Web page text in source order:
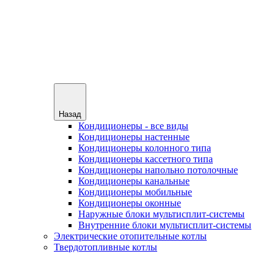
Назад
Кондиционеры - все виды
Кондиционеры настенные
Кондиционеры колонного типа
Кондиционеры кассетного типа
Кондиционеры напольно потолочные
Кондиционеры канальные
Кондиционеры мобильные
Кондиционеры оконные
Наружные блоки мультисплит-системы
Внутренние блоки мультисплит-системы
Электрические отопительные котлы
Твердотопливные котлы